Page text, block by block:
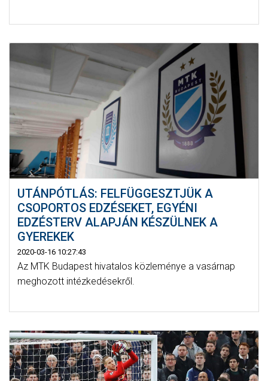
UTÁNPÓTLÁS: FELFÜGGESZTJÜK A
CSOPORTOS EDZÉSEKET, EGYÉNI
EDZÉSTERV ALAPJÁN KÉSZÜLNEK A
GYEREKEK
2020-03-16 10:27:43
Az MTK Budapest hivatalos közleménye a vasárnap
meghozott intézkedésekről.